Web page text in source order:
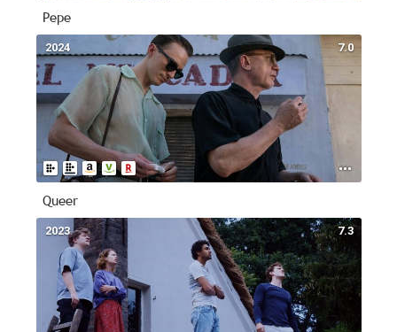
Pepe
7.0
2024
Queer
7.3
2023